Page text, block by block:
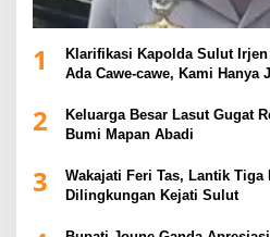
1
Klarifikasi Kapolda Sulut
Ada Cawe-cawe, Kami Hanya
2
Keluarga Besar Lasut Gugat
Bumi Mapan Abadi
3
Wakajati Feri Tas, Lantik Tiga
Dilingkungan Kejati Sulut